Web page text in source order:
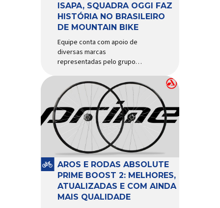
ISAPA, SQUADRA OGGI FAZ
HISTÓRIA NO BRASILEIRO
DE MOUNTAIN BIKE
Equipe conta com apoio de
diversas marcas
representadas pelo grupo
Finish Lline, Park Tool, Protaper
e Zéfal Histórico. Assim pode
ser definida a participação da
Squadra Oggi no Campeonato
Brasileiro de Mountain Bike
2026, realizado em São José
dos Campos-SP entre os dias
23 e 26 de julho. Com cinco […]
AROS E RODAS ABSOLUTE
PRIME BOOST 2: MELHORES,
ATUALIZADAS E COM AINDA
MAIS QUALIDADE